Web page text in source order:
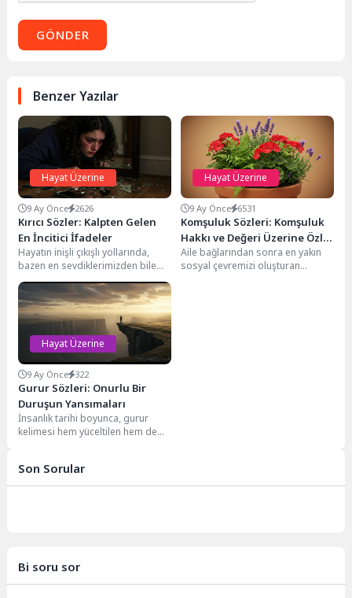
GÖNDER
Benzer Yazılar
Hayat Üzerine
9 Ay Önce 2626
Kırıcı Sözler: Kalpten Gelen
En İncitici İfadeler
Hayatın inişli çıkışlı yollarında,
bazen en sevdiklerimizden bile
beklemediğimiz darbeler alırız. Bu
darbelerin ardından
hissettiğimiz...
Hayat Üzerine
9 Ay Önce 6531
Komşuluk Sözleri: Komşuluk
Hakkı ve Değeri Üzerine Özlü
İfadeler
Aile bağlarından sonra en yakın
sosyal çevremizi oluşturan
Hayat Üzerine
9 Ay Önce 322
Gurur Sözleri: Onurlu Bir
Duruşun Yansımaları
İnsanlık tarihi boyunca, gurur
kelimesi hem yüceltilen hem de
Son Sorular
Bi soru sor